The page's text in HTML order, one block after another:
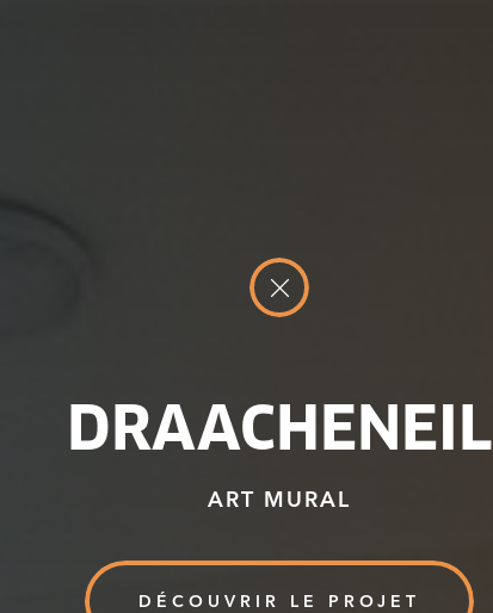
DRAACHENEIL
ART MURAL
DÉCOUVRIR LE PROJET